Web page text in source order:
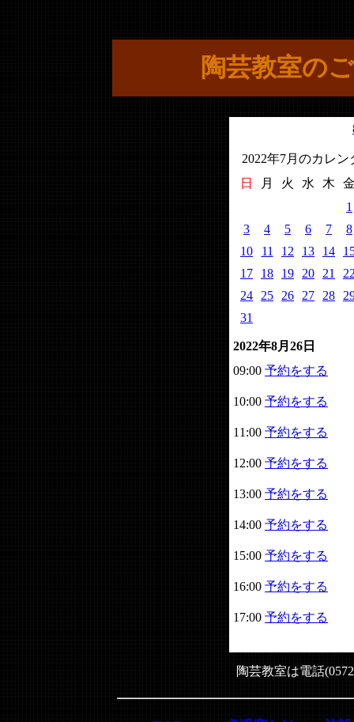
陶芸教室の
2022年7月のカレン
日
月 火 水 木
1
3
4 5 6 7
8
10
11 12 13 14
17
18 19 20 21
24
25 26 27 28
31
2022年8月26日
09:00 予約をする
10:00 予約をする
11:00 予約をする
12:00 予約をする
13:00 予約をする
14:00 予約をする
15:00 予約をする
16:00 予約をする
17:00 予約をする
陶芸教室は電話